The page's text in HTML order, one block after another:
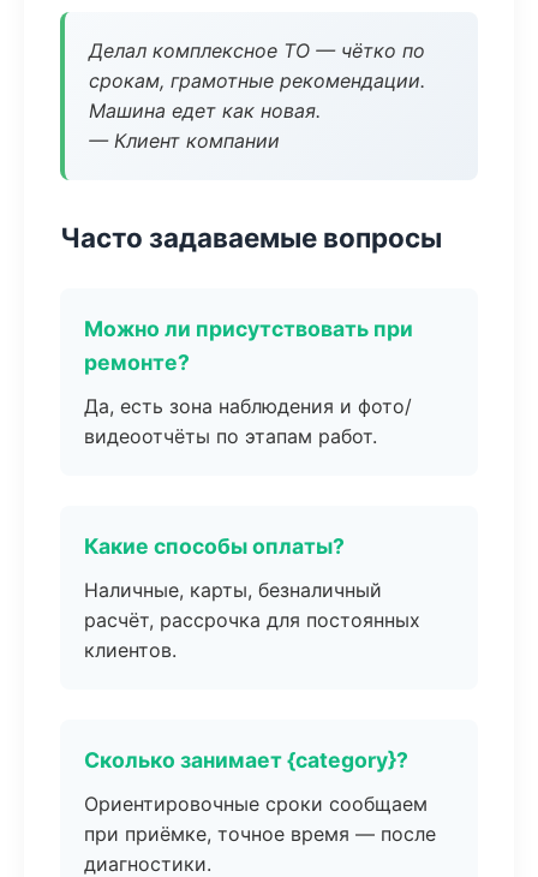
Делал комплексное ТО — чётко по
срокам, грамотные рекомендации.
Машина едет как новая.
— Клиент компании
Часто задаваемые вопросы
Можно ли присутствовать при
ремонте?
Да, есть зона наблюдения и фото/
видеоотчёты по этапам работ.
Какие способы оплаты?
Наличные, карты, безналичный
расчёт, рассрочка для постоянных
клиентов.
Сколько занимает {category}?
Ориентировочные сроки сообщаем
при приёмке, точное время — после
диагностики.